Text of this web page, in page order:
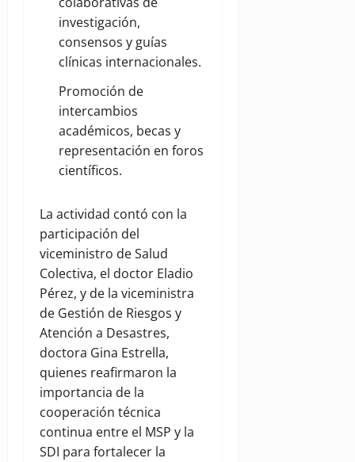
investigación,
consensos y guías
clínicas internacionales.
Promoción de
intercambios
académicos, becas y
representación en foros
científicos.
La actividad contó con la
participación del
viceministro de Salud
Colectiva, el doctor Eladio
Pérez, y de la viceministra
de Gestión de Riesgos y
Atención a Desastres,
doctora Gina Estrella,
quienes reafirmaron la
importancia de la
cooperación técnica
continua entre el MSP y la
SDI para fortalecer la